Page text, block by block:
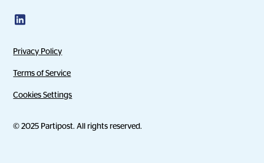
© 2025 Partipost. All rights reserved.
Privacy Policy
Terms of Service
Cookies Settings